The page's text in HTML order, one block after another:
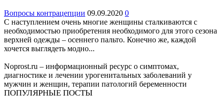
Вопросы контрацепции 09.09.2020 0
С наступлением очень многие женщины сталкиваются с
необходимостью приобретения необходимого для этого сезона
верхней одежды – осеннего пальто. Конечно же, каждой
хочется выглядеть модно...
Noprost.ru – информационный ресурс о симптомах,
диагностике и лечении урогенитальных заболеваний у
мужчин и женщин, терапии патологий беременности
ПОПУЛЯРНЫЕ ПОСТЫ